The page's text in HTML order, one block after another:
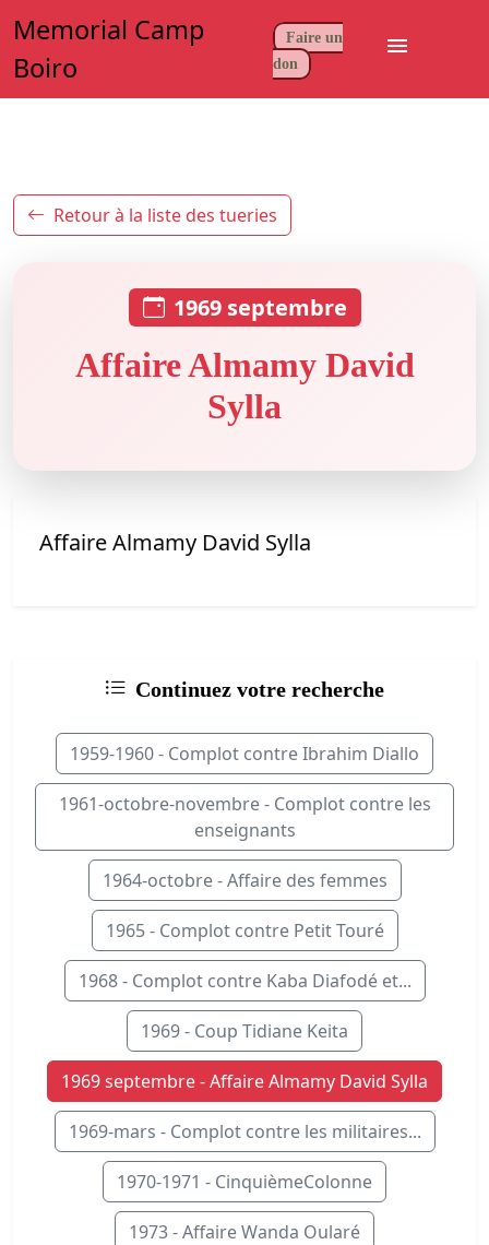
Memorial Camp
Boiro
Faire un
don
menu
Retour à la liste des tueries
1969 septembre
Affaire Almamy David
Sylla
Affaire Almamy David Sylla
Continuez votre recherche
1959-1960 - Complot contre Ibrahim Diallo
1961-octobre-novembre - Complot contre les
enseignants
1964-octobre - Affaire des femmes
1965 - Complot contre Petit Touré
1968 - Complot contre Kaba Diafodé et...
1969 - Coup Tidiane Keita
1969 septembre - Affaire Almamy David Sylla
1969-mars - Complot contre les militaires...
1970-1971 - CinquièmeColonne
1973 - Affaire Wanda Oularé